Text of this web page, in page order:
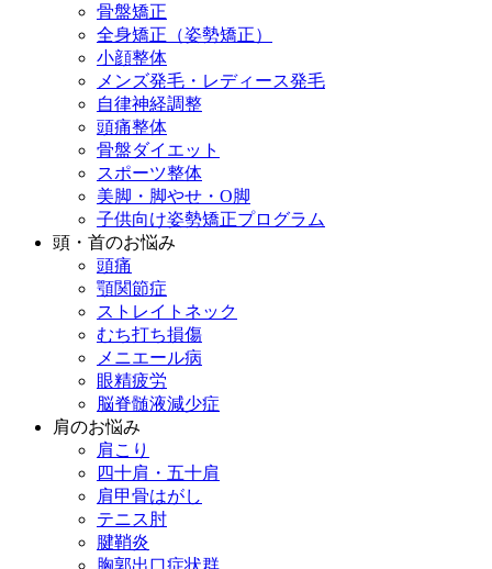
骨盤矯正
全身矯正（姿勢矯正）
小顔整体
メンズ発毛・レディース発毛
自律神経調整
頭痛整体
骨盤ダイエット
スポーツ整体
美脚・脚やせ・O脚
子供向け姿勢矯正プログラム
頭・首のお悩み
頭痛
顎関節症
ストレイトネック
むち打ち損傷
メニエール病
眼精疲労
脳脊髄液減少症
肩のお悩み
肩こり
四十肩・五十肩
肩甲骨はがし
テニス肘
腱鞘炎
胸郭出口症状群